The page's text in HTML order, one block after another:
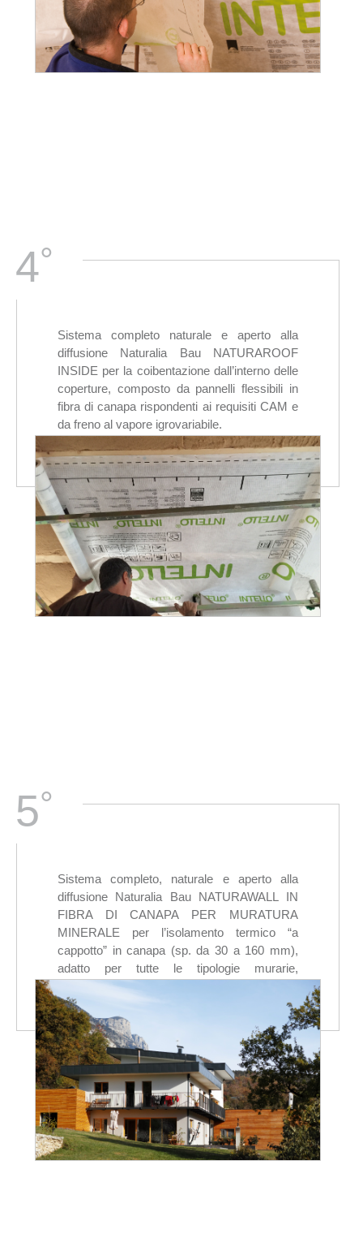
4°
Sistema completo naturale e aperto alla
diffusione Naturalia Bau NATURAROOF
INSIDE per la coibentazione dall’interno delle
coperture, composto da pannelli flessibili in
fibra di canapa rispondenti ai requisiti CAM e
da freno al vapore igrovariabile.
5°
Sistema completo, naturale e aperto alla
diffusione Naturalia Bau NATURAWALL IN
FIBRA DI CANAPA PER MURATURA
MINERALE per l’isolamento termico “a
cappotto” in canapa (sp. da 30 a 160 mm),
adatto per tutte le tipologie murarie,
rispondente ai requisiti CAM, completo di
collante/rasante a calce naturale e
intonachino a base di silossani.